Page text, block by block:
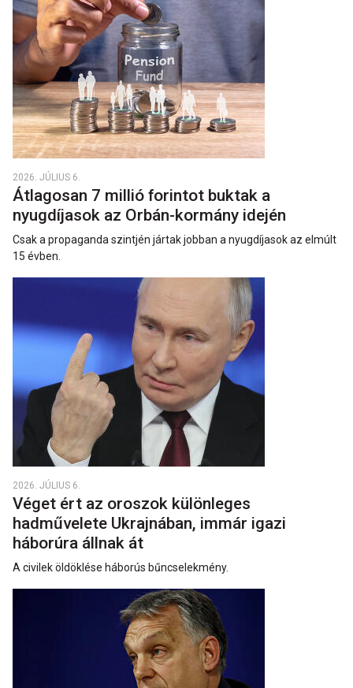
2026. JÚLIUS 6.
Átlagosan 7 millió forintot buktak a
nyugdíjasok az Orbán-kormány idején
Csak a propaganda szintjén jártak jobban a nyugdíjasok az elmúlt
15 évben.
2026. JÚLIUS 6.
Véget ért az oroszok különleges
hadművelete Ukrajnában, immár igazi
háborúra állnak át
A civilek öldöklése háborús bűncselekmény.